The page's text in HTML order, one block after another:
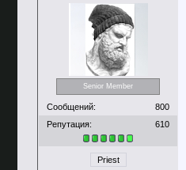
Senior Member
Сообщений:
800
Репутация:
610
Priest